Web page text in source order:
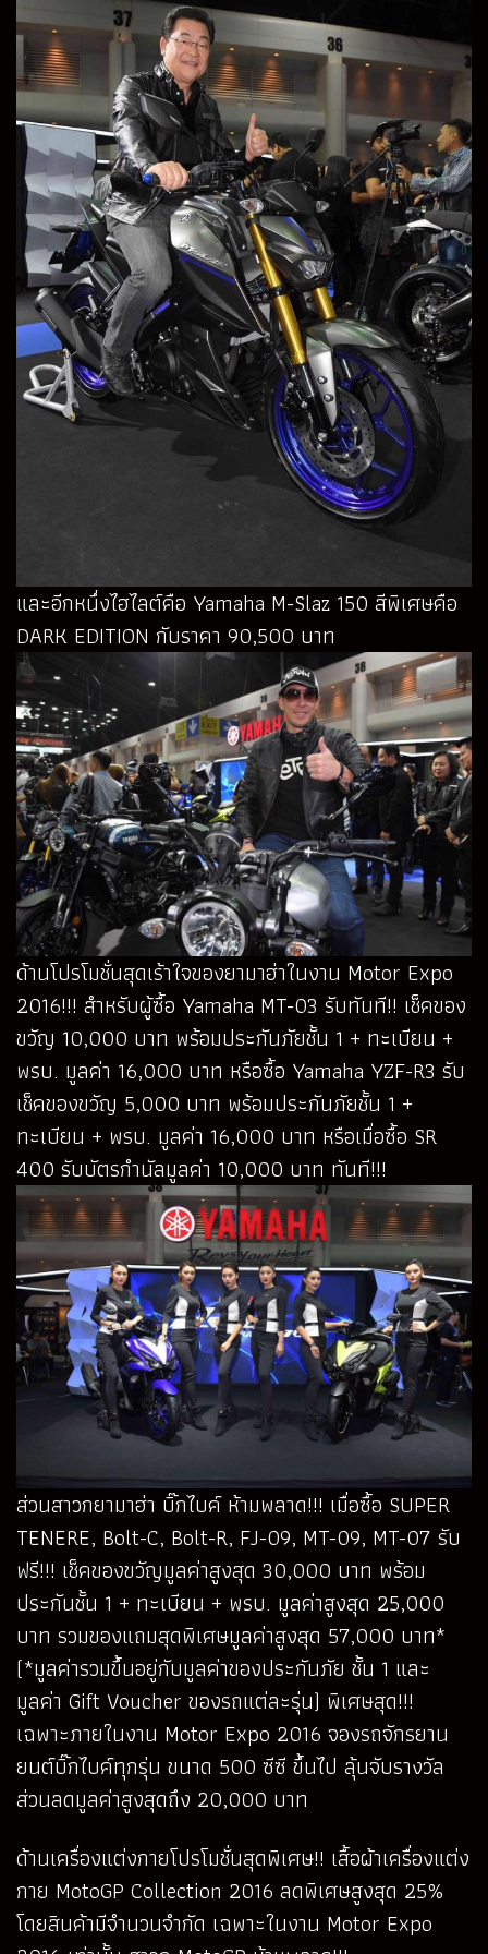
และอีกหนึ่งไฮไลต์คือ Yamaha M-Slaz 150 สีพิเศษคือ
DARK EDITION กับราคา 90,500 บาท
ด้านโปรโมชั่นสุดเร้าใจของยามาฮ่าในงาน Motor Expo
2016!!! สำหรับผู้ซื้อ Yamaha MT-03 รับทันที!! เช็คของ
ขวัญ 10,000 บาท พร้อมประกันภัยชั้น 1 + ทะเบียน +
พรบ. มูลค่า 16,000 บาท หรือซื้อ Yamaha YZF-R3 รับ
เช็คของขวัญ 5,000 บาท พร้อมประกันภัยชั้น 1 +
ทะเบียน + พรบ. มูลค่า 16,000 บาท หรือเมื่อซื้อ SR
400 รับบัตรกำนัลมูลค่า 10,000 บาท ทันที!!!
ส่วนสาวกยามาฮ่า บิ๊กไบค์ ห้ามพลาด!!! เมื่อซื้อ SUPER
TENERE, Bolt-C, Bolt-R, FJ-09, MT-09, MT-07 รับ
ฟรี!!! เช็คของขวัญมูลค่าสูงสุด 30,000 บาท พร้อม
ประกันชั้น 1 + ทะเบียน + พรบ. มูลค่าสูงสุด 25,000
บาท รวมของแถมสุดพิเศษมูลค่าสูงสุด 57,000 บาท*
(*มูลค่ารวมขึ้นอยู่กับมูลค่าของประกันภัย ชั้น 1 และ
มูลค่า Gift Voucher ของรถแต่ละรุ่น) พิเศษสุด!!!
เฉพาะภายในงาน Motor Expo 2016 จองรถจักรยาน
ยนต์บิ๊กไบค์ทุกรุ่น ขนาด 500 ซีซี ขึ้นไป ลุ้นจับรางวัล
ส่วนลดมูลค่าสูงสุดถึง 20,000 บาท
ด้านเครื่องแต่งกายโปรโมชั่นสุดพิเศษ!! เสื้อผ้าเครื่องแต่ง
กาย MotoGP Collection 2016 ลดพิเศษสูงสุด 25%
โดยสินค้ามีจำนวนจำกัด เฉพาะในงาน Motor Expo